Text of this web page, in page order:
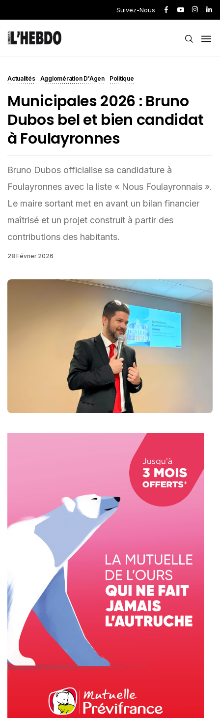
Suivez-Nous
Actualités Agglomération D'Agen Politique
Municipales 2026 : Bruno
Dubos bel et bien candidat
à Foulayronnes
Bruno Dubos officialise sa candidature à
Foulayronnes avec la liste « Nous Foulayronnais ».
Le maire sortant met en avant un bilan financier
maîtrisé et un projet construit à partir des
contributions des habitants.
28 Février 2026